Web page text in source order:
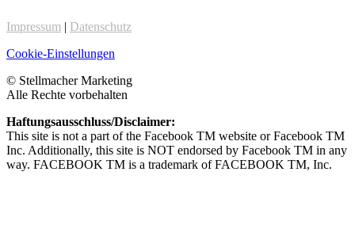
Impressum | Datenschutz
Cookie-Einstellungen
© Stellmacher Marketing
Alle Rechte vorbehalten
Haftungsausschluss/Disclaimer:
This site is not a part of the Facebook TM website or Facebook TM
Inc. Additionally, this site is NOT endorsed by Facebook TM in any
way. FACEBOOK TM is a trademark of FACEBOOK TM, Inc.